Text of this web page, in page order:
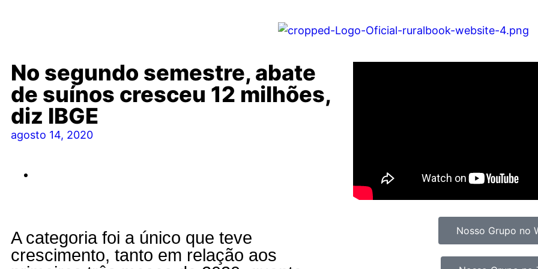
No segundo semestre, abate
de suínos cresceu 12 milhões,
diz IBGE
agosto 14, 2020
A categoria foi a único que teve
crescimento, tanto em relação aos
Nosso Grupo no